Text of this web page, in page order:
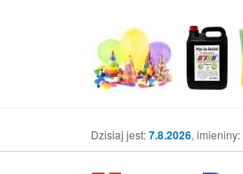
Dzisiaj jest:7.8.2026, imieniny: